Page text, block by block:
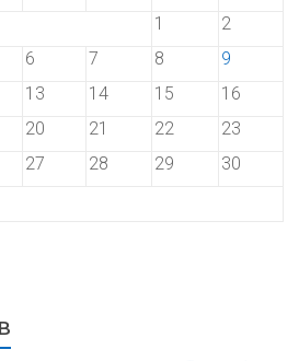
1
2
6 7 8
9
13 14 15
16
20 21 22
23
27 28 29
30